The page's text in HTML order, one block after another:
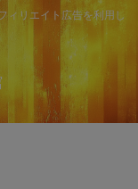
ィリエイト広告を利用し